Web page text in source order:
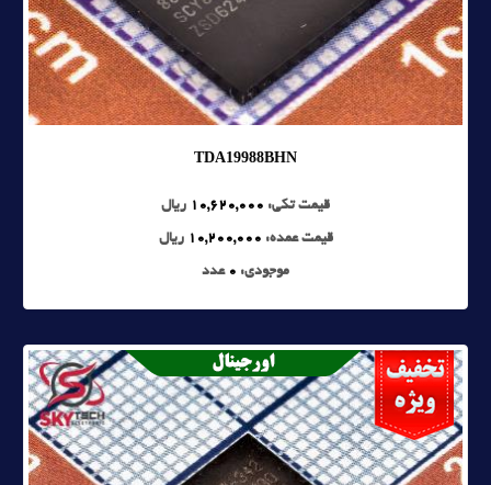
TDA19988BHN
قیمت تکی: 10,620,000 ریال
قیمت عمده: 10,200,000 ریال
موجودی: 0 عدد